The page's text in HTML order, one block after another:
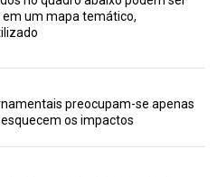
um mapa temático,
preocupam-se apenas
os impactos